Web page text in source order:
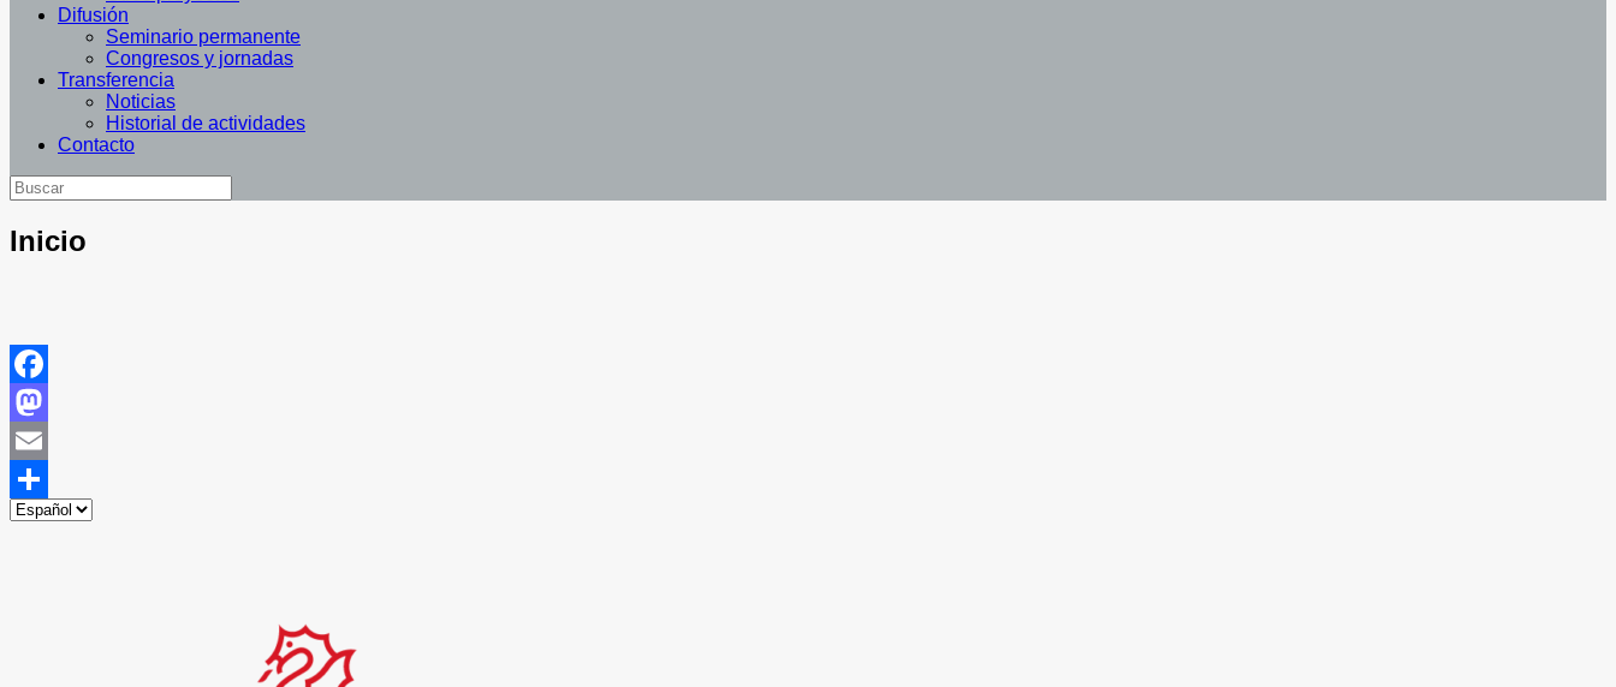
Difusión
Seminario permanente
Congresos y jornadas
Transferencia
Noticias
Historial de actividades
Contacto
Inicio
Facebook
Mastodon
Email
Compartir